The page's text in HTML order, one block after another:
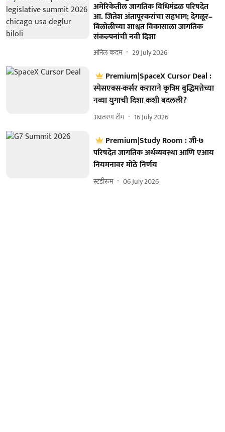
अमेरिकेतील जागतिक विधिमंडळ परिषदेत
आ. जितेश अंतापूरकरांचा सहभाग; देगलूर–
बिलोलीच्या शाश्वत विकासाला जागतिक
संकल्पनांची नवी दिशा
अनिल कदम 29 July 2026
Premium|SpaceX Cursor Deal :
स्पेसएक्स-कर्सर कराराने कृत्रिम बुद्धिमत्तेच्या
नव्या युगाची दिशा कशी बदलली?
अवतरण टीम 16 July 2026
Premium|Study Room : जी-७
परिषदेत जागतिक अर्थव्यवस्था आणि एआय
नियमनावर मोठे निर्णय
स्टडीरूम 06 July 2026